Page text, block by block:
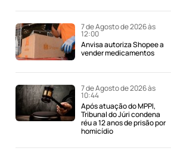
7 de Agosto de 2026 às
12:00
Anvisa autoriza Shopee a
vender medicamentos
7 de Agosto de 2026 às
10:44
Após atuação do MPPI,
Tribunal do Júri condena
réu a 12 anos de prisão por
homicídio